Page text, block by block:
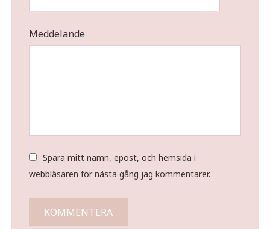
Meddelande
Spara mitt namn, epost, och hemsida i
webbläsaren för nästa gång jag kommentarer.